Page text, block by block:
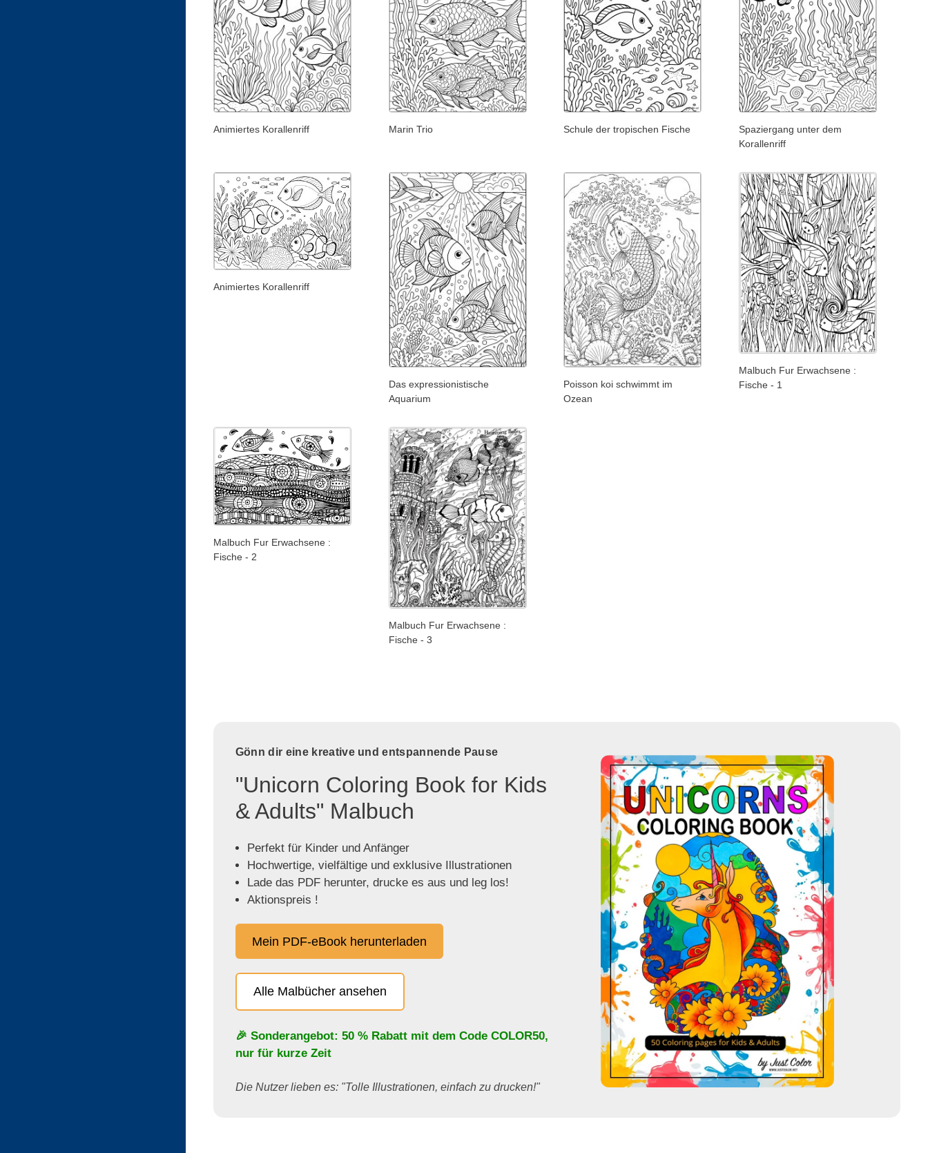
Animiertes Korallenriff Marin Trio Schule der tropischen Fische
Spaziergang unter dem
Korallenriff
Animiertes Korallenriff
Das expressionistische
Aquarium
Poisson koi schwimmt im
Ozean
Malbuch Fur Erwachsene :
Fische - 1
Malbuch Fur Erwachsene :
Fische - 2
Malbuch Fur Erwachsene :
Fische - 3
Gönn dir eine kreative und entspannende Pause
"Unicorn Coloring Book for Kids
& Adults" Malbuch
Perfekt für Kinder und Anfänger
Hochwertige, vielfältige und exklusive Illustrationen
Lade das PDF herunter, drucke es aus und leg los!
Aktionspreis !
Mein PDF-eBook herunterladen
Alle Malbücher ansehen
🎉 Sonderangebot: 50 % Rabatt mit dem Code COLOR50,
nur für kurze Zeit
Die Nutzer lieben es: "Tolle Illustrationen, einfach zu drucken!"